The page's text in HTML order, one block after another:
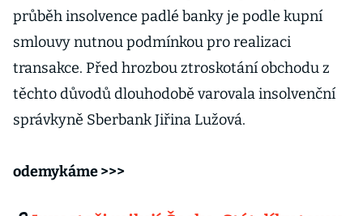
průběh insolvence padlé banky je podle kupní
smlouvy nutnou podmínkou pro realizaci
transakce. Před hrozbou ztroskotání obchodu z
těchto důvodů dlouhodobě varovala insolvenční
správkyně Sberbank Jiřina Lužová.
odemykáme >>>